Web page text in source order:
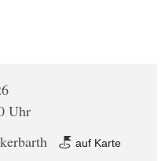
Uhr
auf Karte